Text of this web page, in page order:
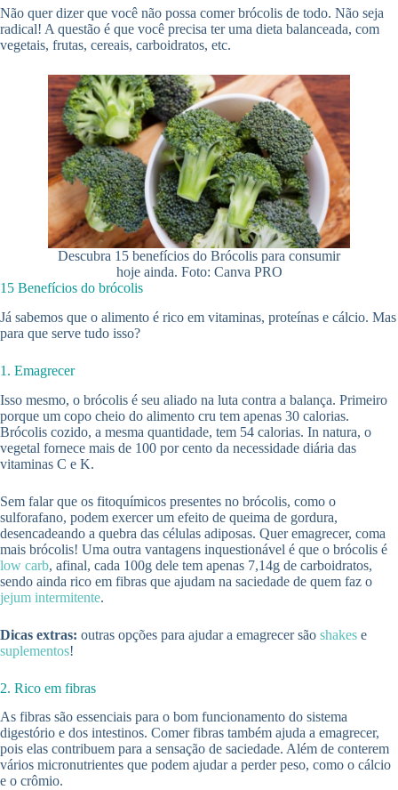
Não quer dizer que você não possa comer brócolis de todo. Não seja
radical! A questão é que você precisa ter uma dieta balanceada, com
vegetais, frutas, cereais, carboidratos, etc.
Descubra 15 benefícios do Brócolis para consumir
hoje ainda. Foto: Canva PRO
15 Benefícios do brócolis
Já sabemos que o alimento é rico em vitaminas, proteínas e cálcio. Mas
para que serve tudo isso?
1. Emagrecer
Isso mesmo, o brócolis é seu aliado na luta contra a balança. Primeiro
porque um copo cheio do alimento cru tem apenas 30 calorias.
Brócolis cozido, a mesma quantidade, tem 54 calorias. In natura, o
vegetal fornece mais de 100 por cento da necessidade diária das
vitaminas C e K.
Sem falar que os fitoquímicos presentes no brócolis, como o
sulforafano, podem exercer um efeito de queima de gordura,
desencadeando a quebra das células adiposas. Quer emagrecer, coma
mais brócolis! Uma outra vantagens inquestionável é que o brócolis é
low carb, afinal, cada 100g dele tem apenas 7,14g de carboidratos,
sendo ainda rico em fibras que ajudam na saciedade de quem faz o
jejum intermitente.
Dicas extras: outras opções para ajudar a emagrecer são shakes e
suplementos!
2. Rico em fibras
As fibras são essenciais para o bom funcionamento do sistema
digestório e dos intestinos. Comer fibras também ajuda a emagrecer,
pois elas contribuem para a sensação de saciedade. Além de conterem
vários micronutrientes que podem ajudar a perder peso, como o cálcio
e o crômio.